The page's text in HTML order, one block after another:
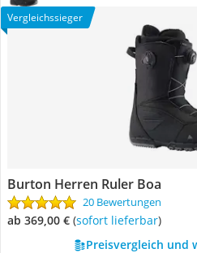
Vergleichssieger
Burton Herren Ruler Boa
20 Bewertungen
ab 369,00 € ( Sofort lieferbar)
Preisvergleich und